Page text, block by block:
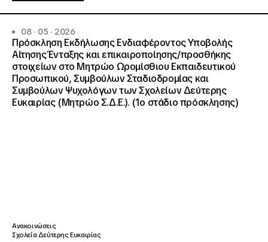
08 · 05 · 2026
Πρόσκληση Εκδήλωσης Ενδιαφέροντος Υποβολής
Αίτησης Ένταξης και επικαιροποίησης/προσθήκης
στοιχείων στο Μητρώο Ωρομίσθιου Εκπαιδευτικού
Προσωπικού, Συμβούλων Σταδιοδρομίας και
Συμβούλων Ψυχολόγων των Σχολείων Δεύτερης
Ευκαιρίας (Μητρώο Σ.Δ.Ε.). (1ο στάδιο πρόσκλησης)
Ανακοινώσεις
Σχολεία Δεύτερης Ευκαιρίας